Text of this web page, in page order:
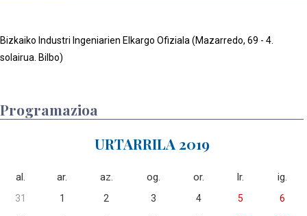
Bizkaiko Industri Ingeniarien Elkargo Ofiziala (Mazarredo, 69 - 4.
solairua. Bilbo)
Programazioa
URTARRILA 2019
al. ar. az. og. or. lr. ig.
31 1 2 3 4 5 6